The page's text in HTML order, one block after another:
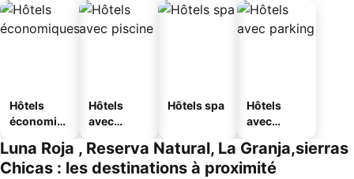
Hôtels
économiq
Hôtels
avec
Hôtels spa
Hôtels
avec
Luna Roja , Reserva Natural, La Granja,sierras
Chicas : les destinations à proximité